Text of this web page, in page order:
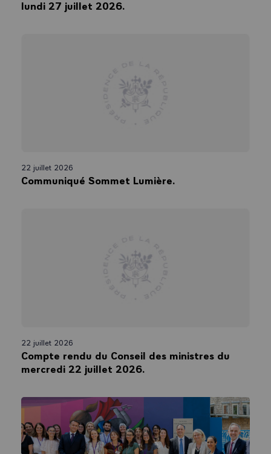
lundi 27 juillet 2026.
22 juillet 2026
Communiqué Sommet Lumière.
22 juillet 2026
Compte rendu du Conseil des ministres du
mercredi 22 juillet 2026.